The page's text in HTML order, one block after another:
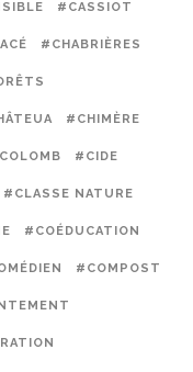
#CASSIOT
#CHABRIÈRES
#CHIMÈRE
#CIDE
#CLASSE NATURE
#COÉDUCATION
#COMPOST